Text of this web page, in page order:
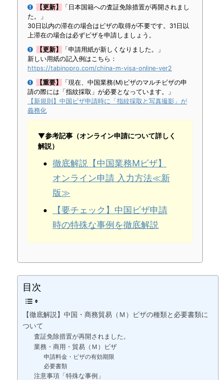
【更新】
「日本国籍への査証免除措置が再開されまし
た。」
30日以内の滞在の場合はビザの取得が不要です。31日以
上滞在の場合は必ずビザを申請しましょう。
【更新】
「申請用紙が新しくなりました。」
新しい用紙の記入例はこちら：
https://tabinopro.com/china-m-visa-online-ver2
【重要】
「現在、中国業務(M)ビザのマルチビザの申
請の際には「指紋採取」が必要となっています。」
【新規則】中国ビザ申請時に「指紋採取と写真撮影」が
義務化
▼参考記事（オンライン申請について詳しく
解説）
徹底解説【中国業務Mビザ】
オンライン申請 入力方法≪新
版≫
【要チェック】中国ビザ申請
時の特殊な事例を徹底解説
目次
【徹底解説】中国・商務貿易（Ｍ）ビザの種類と必要書類に
ついて
査証免除措置が再開されました。
業務・商用・貿易（Ｍ）ビザ
申請料金・ビザの有効期限
必要書類
注意事項「特殊な事例」